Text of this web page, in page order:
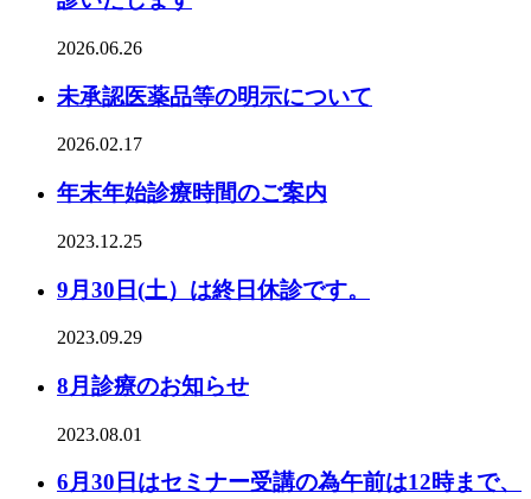
2026.06.26
未承認医薬品等の明示について
2026.02.17
年末年始診療時間のご案内
2023.12.25
9月30日(土）は終日休診です。
2023.09.29
8月診療のお知らせ
2023.08.01
6月30日はセミナー受講の為午前は12時まで、